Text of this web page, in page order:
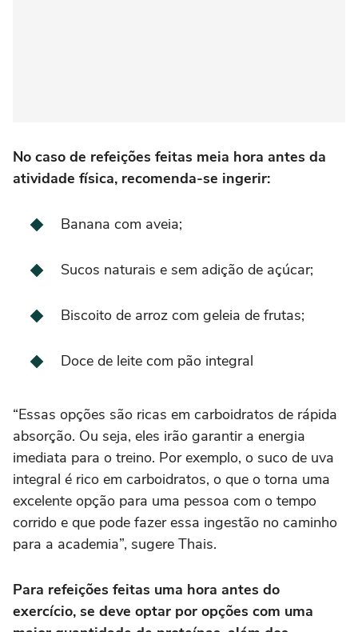
No caso de refeições feitas meia hora antes da
atividade física, recomenda-se ingerir:
Banana com aveia;
Sucos naturais e sem adição de açúcar;
Biscoito de arroz com geleia de frutas;
Doce de leite com pão integral
“Essas opções são ricas em carboidratos de rápida
absorção. Ou seja, eles irão garantir a energia
imediata para o treino. Por exemplo, o suco de uva
integral é rico em carboidratos, o que o torna uma
excelente opção para uma pessoa com o tempo
corrido e que pode fazer essa ingestão no caminho
para a academia”, sugere Thais.
Para refeições feitas uma hora antes do
exercício, se deve optar por opções com uma